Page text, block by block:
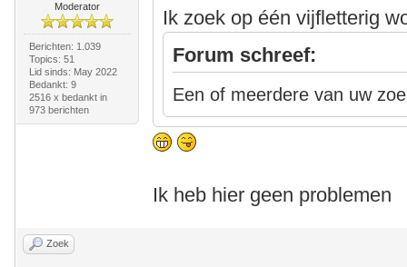
Moderator
Berichten: 1.039
Topics: 51
Lid sinds: May 2022
Bedankt: 9
2516 x bedankt in
973 berichten
Ik zoek op één vijfletterig
Forum schreef:
Een of meerdere van uw
Ik heb hier geen problemen
Zoek